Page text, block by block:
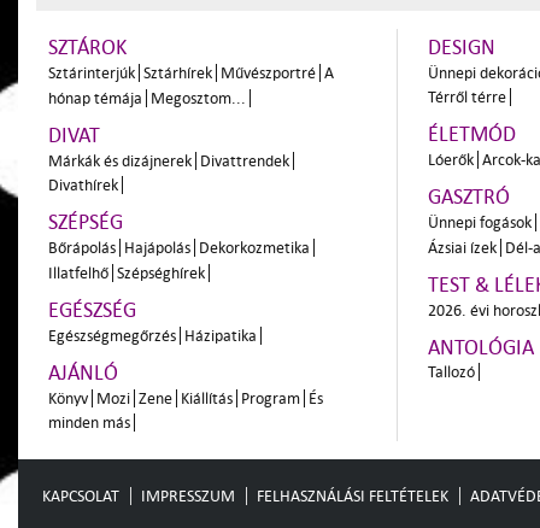
SZTÁROK
Sztárinterjúk Sztárhírek Művészportré A
hónap témája Megosztom...
DIVAT
Márkák és dizájnerek Divattrendek
Divathírek
SZÉPSÉG
Bőrápolás Hajápolás Dekorkozmetika
Illatfelhő Szépséghírek
EGÉSZSÉG
Egészségmegőrzés Házipatika
AJÁNLÓ
Könyv Mozi Zene Kiállítás Program És
minden más
DESIGN
Ünnepi
Térről térre
ÉLETMÓD
Lóerők Arcok-
GASZTRÓ
Ünnepi fogások
Ázsiai ízek Dél-
TEST &
2026. évi
ANTOLÓGIA
Tallozó
KAPCSOLAT IMPRESSZUM FELHASZNÁLÁSI FELTÉTELEK